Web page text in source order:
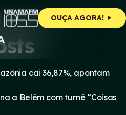
OUÇA AGORA!
Pesquisar
cai 36,87%, apontam
a Belém com turnê “Coisas